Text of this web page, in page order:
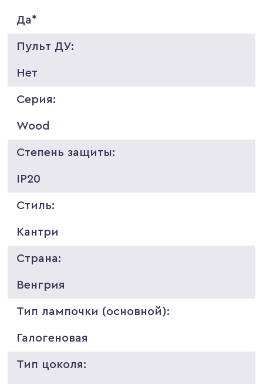
Да*
Пульт ДУ:
Нет
Серия:
Wood
Степень защиты:
IP20
Стиль:
Кантри
Страна:
Венгрия
Тип лампочки (основной):
Галогеновая
Тип цоколя: